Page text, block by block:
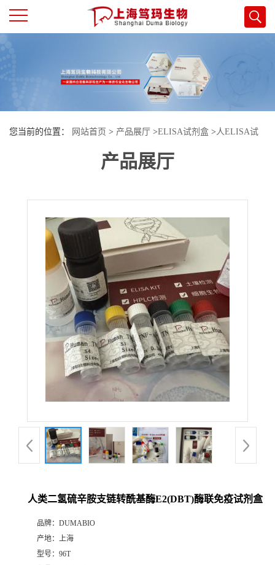
页
司
品
您当前的位置： 网站首页 > 产品展厅 >ELISA试剂盒 >人ELISA试
人类二氢硫辛胺支链转酰基酶E2(DBT)酶联免疫试剂盒
产品展厅
人类二氢硫辛胺支链转酰基酶E2(DBT)酶联免疫试剂盒
品牌： DUMABIO
产地： 上海
型号： 96T